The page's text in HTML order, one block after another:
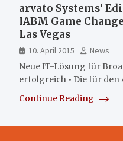
arvato Systems‘
IABM Game
Las Vegas
10. April 2015
News
Neue IT-Lösung für
erfolgreich • Die für
Continue Reading